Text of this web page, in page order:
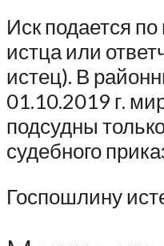
Иск подается
истца или
истец). В
01.10.2019 г.
подсудны
судебного
Госпошлину